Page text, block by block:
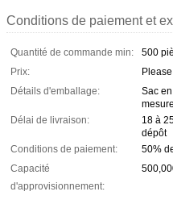
Conditions de paiement et
Quantité de commande min:
500
Prix:
Détails d'emballage:
Sac
mesure
Délai de livraison:
18 à
dépôt
Conditions de paiement:
50%
Capacité
d'approvisionnement: